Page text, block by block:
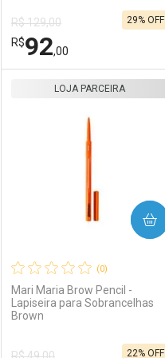
Comprar sem Desconto
Por R$ 55,11/cada
Comprar sem Desconto
Por R$ 55,11/cada
R$ 129,00
R$92,00
29% OFF
Laboratório
Por Menos
(0)
Mari Maria Brow Pencil -
Lapiseira para Sobrancelhas
Brown
LOJA PARCEIRA
R$ 49,00
22% OFF
COMPRAR